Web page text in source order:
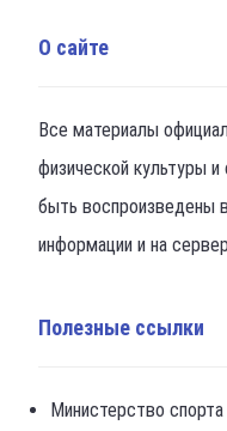
О сайте
Все материалы
физической культуры
быть воспроизведены
информации и на
Полезные ссылки
Министерство